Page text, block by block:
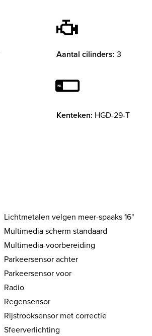
Aantal cilinders: 3
Kenteken: HGD-29-T
Lichtmetalen velgen meer-spaaks 16"
Multimedia scherm standaard
Multimedia-voorbereiding
Parkeersensor achter
Parkeersensor voor
Radio
Regensensor
Rijstrooksensor met correctie
Sfeerverlichting